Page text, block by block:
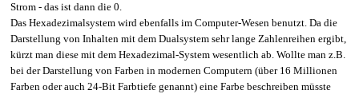
Strom - das ist dann die 0.
Das Hexadezimalsystem wird ebenfalls im Computer-Wesen benutzt. Da die
Darstellung von Inhalten mit dem Dualsystem sehr lange Zahlenreihen ergibt,
kürzt man diese mit dem Hexadezimal-System wesentlich ab. Wollte man z.B.
bei der Darstellung von Farben in modernen Computern (über 16 Millionen
Farben oder auch 24-Bit Farbtiefe genannt) eine Farbe beschreiben müsste